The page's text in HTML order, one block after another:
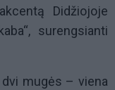
Didžiojoje
surengsianti
dvi mugės – viena